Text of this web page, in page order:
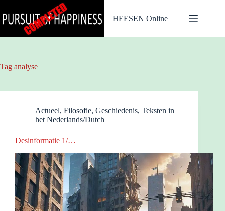
naar
de
HEESEN Online
Tag analyse
Actueel, Filosofie, Geschiedenis, Teksten in
het Nederlands/Dutch
Desinformatie 1/…